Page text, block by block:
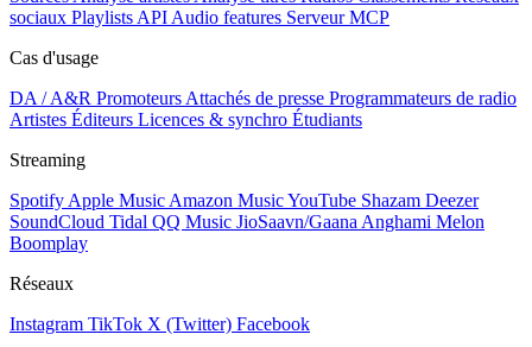
sociaux Playlists API Audio features Serveur MCP
Cas d'usage
DA / A&R Promoteurs Attachés de presse Programmateurs de radio
Artistes Éditeurs Licences & synchro Étudiants
Streaming
Spotify Apple Music Amazon MusicYouTube Shazam Deezer
SoundCloud Tidal QQ Music JioSaavn/Gaana Anghami Melon
Boomplay
Réseaux
Instagram TikTok X (Twitter) Facebook